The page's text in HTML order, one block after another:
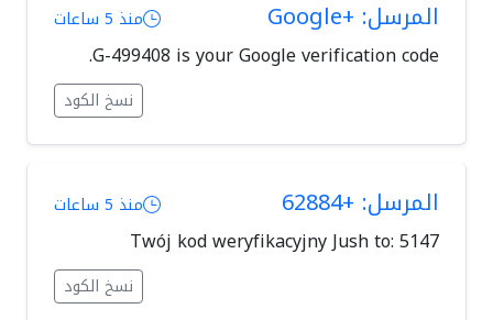
المرسل: +Google منذ 5 ساعات
G-499408 is your Google verification code.
نسخ الكود
المرسل: +62884 منذ 5 ساعات
Twój kod weryfikacyjny Jush to: 5147
نسخ الكود